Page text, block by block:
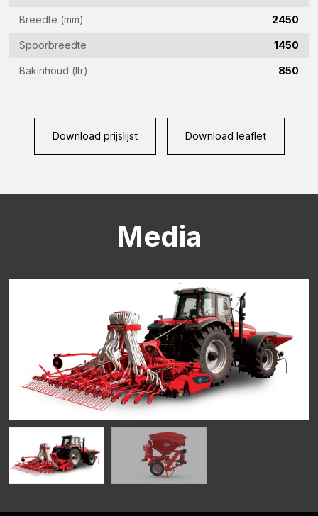
Breedte (mm) 2450
Spoorbreedte 1450
Bakinhoud (ltr) 850
Download prijslijst Download leaflet
Media
Vraag
(Vereist)